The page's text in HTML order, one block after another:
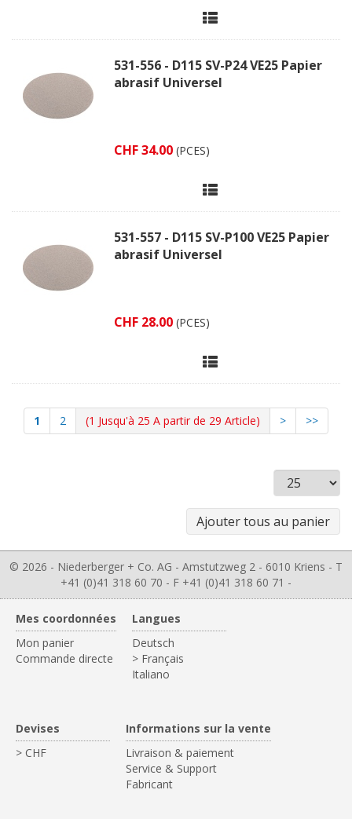
531-556 - D115 SV-P24 VE25 Papier
abrasif Universel
CHF 34.00 (PCES)
531-557 - D115 SV-P100 VE25 Papier
abrasif Universel
CHF 28.00 (PCES)
1 2 (1 Jusqu'à 25 A partir de 29 Article) > >>
© 2026 - Niederberger + Co. AG - Amstutzweg 2 - 6010 Kriens - T
+41 (0)41 318 60 70 - F +41 (0)41 318 60 71 -
Mes coordonnées
Mon panier
Commande directe
Langues
Deutsch
> Français
Italiano
Devises
> CHF
Informations sur la vente
Livraison & paiement
Service & Support
Fabricant